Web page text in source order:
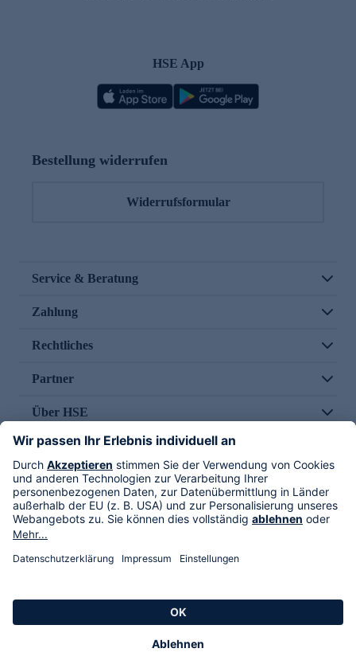
HSE App
Bestellung widerrufen
Widerrufsformular
Service & Beratung
Zahlung
Rechtliches
Partner
Über HSE
Im TV
HSE International